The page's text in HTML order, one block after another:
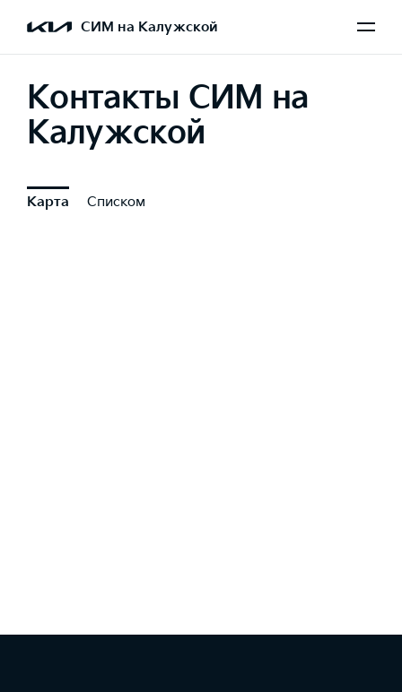
СИМ на Калужской
Контакты СИМ на
Калужской
Карта Списком